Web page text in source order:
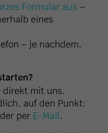
Formular aus –
eines
– je nachdem,
direkt mit uns.
auf den Punkt:
per E-Mail.